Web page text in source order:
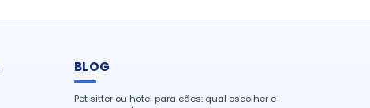
BLOG
Pet sitter ou hotel para cães: qual escolher e